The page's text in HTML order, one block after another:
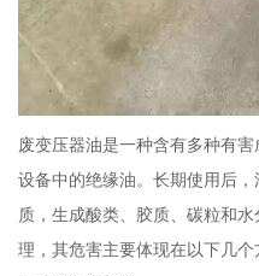
废变压器油是一种含有多种有
设备中的绝缘油。长期使用后
质，生成酸类、胶质、碳粒和
理，其危害主要体现在以下几个